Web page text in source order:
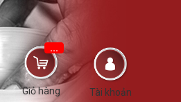
Tài khoản
Giỏ hàng
...